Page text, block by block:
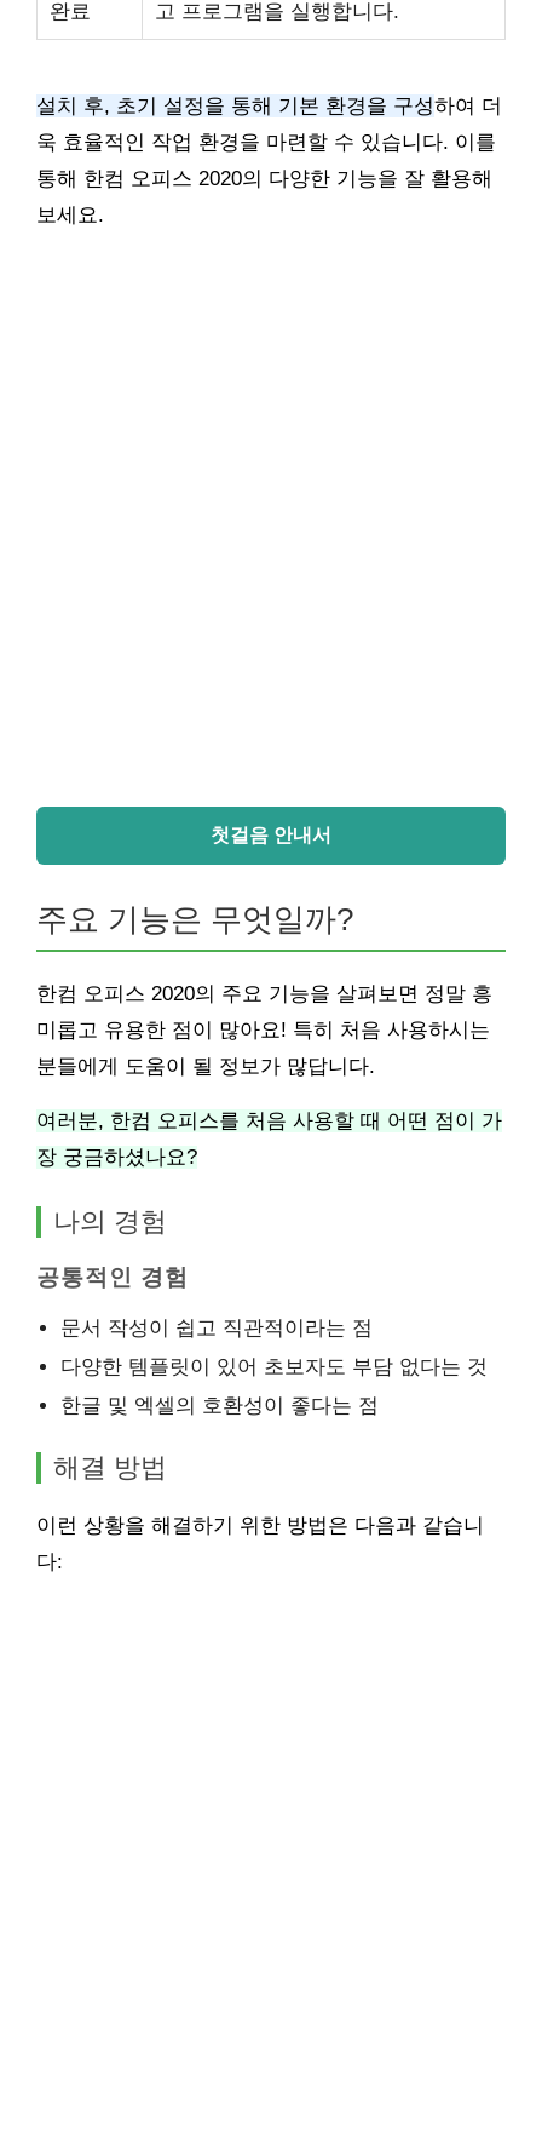
완료
고 프로그램을 실행합니다.
설치 후, 초기 설정을 통해 기본 환경을 구성하여 더
욱 효율적인 작업 환경을 마련할 수 있습니다. 이를
통해 한컴 오피스 2020의 다양한 기능을 잘 활용해
보세요.
첫걸음 안내서
주요 기능은 무엇일까?
한컴 오피스 2020의 주요 기능을 살펴보면 정말 흥
미롭고 유용한 점이 많아요! 특히 처음 사용하시는
분들에게 도움이 될 정보가 많답니다.
여러분, 한컴 오피스를 처음 사용할 때 어떤 점이 가
장 궁금하셨나요?
나의 경험
공통적인 경험
문서 작성이 쉽고 직관적이라는 점
다양한 템플릿이 있어 초보자도 부담 없다는 것
한글 및 엑셀의 호환성이 좋다는 점
해결 방법
이런 상황을 해결하기 위한 방법은 다음과 같습니
다: